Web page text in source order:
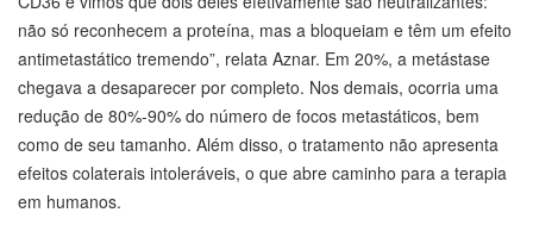
não só reconhecem a proteína, mas a bloqueiam e têm um efeito
antimetastático tremendo”, relata Aznar. Em 20%, a metástase
chegava a desaparecer por completo. Nos demais, ocorria uma
redução de 80%-90% do número de focos metastáticos, bem
como de seu tamanho. Além disso, o tratamento não apresenta
efeitos colaterais intoleráveis, o que abre caminho para a terapia
em humanos.